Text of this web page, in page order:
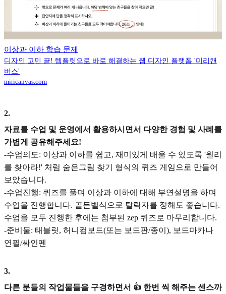
이상과 이하 학습 문제
디자인 고민 끝! 템플릿으로 바로 해결하는 웹 디자인 플랫폼 '미리캔
버스'
miricanvas.com
2.
자료를 수업 및 운영에서 활용하시면서 다양한 경험 및 사례를
가볍게 공유해주세요!
-수업의도: 이상과 이하를 쉽고, 재미있게 배울 수 있도록 '월리
를 찾아라!' 처럼 숨은그림 찾기 형식의 퀴즈 게임으로 만들어
보았습니다.
-수업진행: 퀴즈를 풀며 이상과 이하에 대해 부연설명을 하며
수업을 진행합니다. 골든벨식으로 탈락자를 정해도 좋습니다.
수업을 모두 진행한 후에는 첨부된 zep 퀴즈로 마무리합니다.
-준비물: 태블릿, 허니컴보드(또는 보드판/종이), 보드마카나
연필/싸인펜
3.
다른 분들의 작업물들을 구경하면서 👍 한번 씩 해주는 센스까